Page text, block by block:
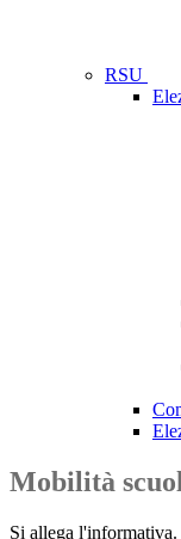
RSU
Mobilità
Si allega l'informativa.